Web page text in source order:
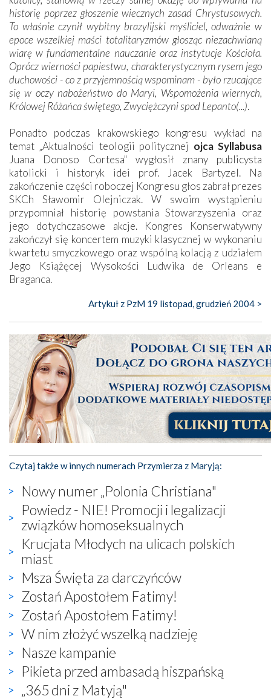
historię poprzez głoszenie wiecznych zasad Chrystusowych.
To właśnie czynił wybitny brazylijski myśliciel, odważnie w
epoce wszelkiej maści totalitaryzmów głosząc niezachwianą
wiarę w fundamentalne nauczanie oraz instytucje Kościoła.
Oprócz wierności papiestwu, charakterystycznym rysem jego
duchowości - co z przyjemnością wspominam - było rzucające
się w oczy nabożeństwo do Maryi, Wspomożenia wiernych,
Królowej Różańca świętego, Zwyciężczyni spod Lepanto(...).
Ponadto podczas krakowskiego kongresu wykład na
temat „Aktualności teologii politycznej ojca Syllabusa
Juana Donoso Cortesa" wygłosił znany publicysta
katolicki i historyk idei prof. Jacek Bartyzel. Na
zakończenie części roboczej Kongresu głos zabrał prezes
SKCh Sławomir Olejniczak. W swoim wystąpieniu
przypomniał historię powstania Stowarzyszenia oraz
jego dotychczasowe akcje. Kongres Konserwatywny
zakończył się koncertem muzyki klasycznej w wykonaniu
kwartetu smyczkowego oraz wspólną kolacją z udziałem
Jego Książęcej Wysokości Ludwika de Orleans e
Braganca.
Artykuł z PzM 19 listopad, grudzień 2004 >
Czytaj także w innych numerach Przymierza z Maryją:
Nowy numer „Polonia Christiana"
Powiedz - NIE! Promocji i legalizacji
związków homoseksualnych
Krucjata Młodych na ulicach polskich
miast
Msza Święta za darczyńców
Zostań Apostołem Fatimy!
Zostań Apostołem Fatimy!
W nim złożyć wszelką nadzieję
Nasze kampanie
Pikieta przed ambasadą hiszpańską
„365 dni z Matyją"